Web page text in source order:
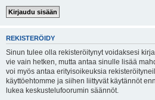
REKISTERÖIDY
Sinun tulee olla rekisteröitynyt voidaksesi
vie vain hetken, mutta antaa sinulle lisää
voi myös antaa erityisoikeuksia
käyttöehtomme ja siihen liittyvät käytännöt
lukea keskustelufoorumin säännöt.